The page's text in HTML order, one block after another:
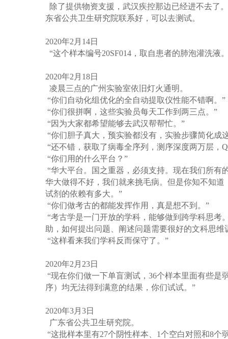
除了提供物资支援，武汉疾控那边已经进不去了
东省公共卫生研究院联系好，可以去测试。
2020年2 月 14日
“这个样本编号20SF014 ，取自患者的肺泡灌洗液
2020年2 月 18日
凌晨三点的广州实验室依旧灯火通明。
“你们自动化组优化的全自动提取仪性能不错啊。 ”
“你们很拼啊，这些实验员每天工作到两三点。 ”
“因为大家都希望能够去武汉帮帮忙。 ”
“你们胆子真大，预实验都没有，实验步骤简化成
“还不错，获取了病毒全序列，测序深度两万层，
“你们用的什么平台？ ”
“华大平台。国之重器，必须支持。现在我们所有
华大做得不好，我们就来挑毛病。但是你知不知
试剂的依赖有多大。 ”
“你们做考古的都能发挥作用，真是想不到。 ”
“考古学是一门开放的学科，能够做到跨学科思考
助，如何提出问题、阐述问题需要很好的文科思
“这样看来我们学科反而保守了。 ”
2020年2 月 23日
“现在你们做一下单盲测试， 36个样本里面有些是
序）均无法得到满意的结果，你们试试。 ”
2020年3月 3日
广东省公共卫生研究院。
“这批样本里有27个阴性样本、 1个空白对照和8个